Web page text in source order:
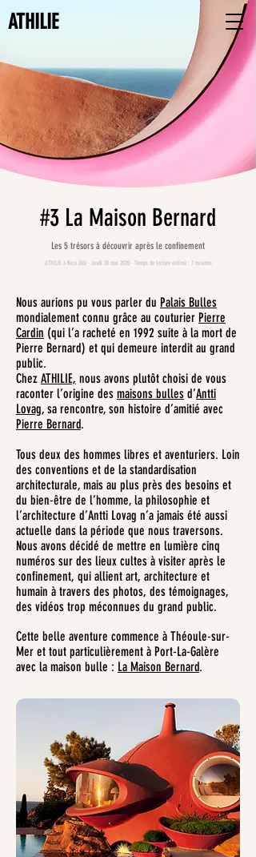
ATHILIE
#3 La Maison Bernard
Les 5 trésors à découvrir après le confinement
ATHILIE à Nice (06) · Jeudi 30 mai 2020 · Temps de lecture estimé : 7 minutes
Nous aurions pu vous parler du Palais Bulles
mondialement connu grâce au couturier Pierre
Cardin (qui l’a racheté en 1992 suite à la mort de
Pierre Bernard) et qui demeure interdit au grand
public.
Chez ATHILIE, nous avons plutôt choisi de vous
raconter l’origine des maisons bulles d’Antti
Lovag, sa rencontre, son histoire d’amitié avec
Pierre Bernard.
Tous deux des hommes libres et aventuriers. Loin
des conventions et de la standardisation
architecturale, mais au plus près des besoins et
du bien-être de l’homme, la philosophie et
l’architecture d’Antti Lovag n’a jamais été aussi
actuelle dans la période que nous traversons.
Nous avons décidé de mettre en lumière cinq
numéros sur des lieux cultes à visiter après le
confinement, qui allient art, architecture et
humain à travers des photos, des témoignages,
des vidéos trop méconnues du grand public.
Cette belle aventure commence à Théoule-sur-
Mer et tout particulièrement à Port-La-Galère
avec la maison bulle : La Maison Bernard.